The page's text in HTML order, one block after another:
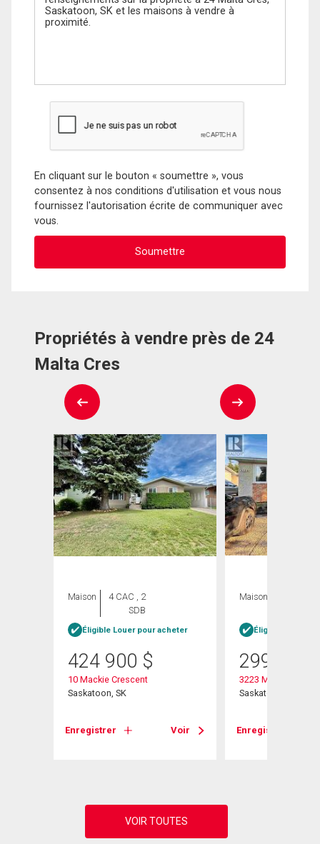
En cliquant sur le bouton « soumettre », vous
consentez à nos conditions d'utilisation et vous nous
fournissez l'autorisation écrite de communiquer avec
vous.
Propriétés à vendre près de 24
Malta Cres
Maison
4 CAC , 2
SDB
Éligible Louer pour acheter
424 900 $
10 Mackie Crescent
Saskatoon, SK
Enregistrer Voir
Maison
Éligible Louer
299 900
3223 Maxwell Street
Saskatoon, SK
Enregistrer